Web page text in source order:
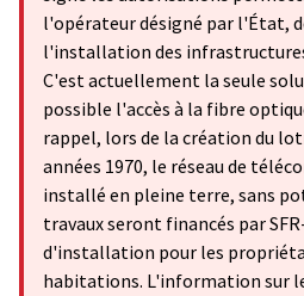
l'opérateur désigné par l'État,
l'installation des
C'est actuellement la seule
possible l'accès à la fibre
rappel, lors de la création du
années 1970, le réseau de
installé en pleine terre, sans
travaux seront financés par
d'installation pour les
habitations. L'information sur